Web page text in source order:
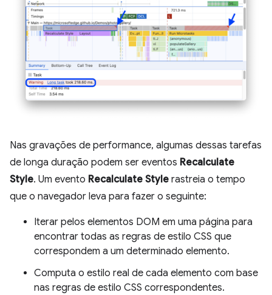
Nas gravações de performance, algumas dessas tarefas
de longa duração podem ser eventos Recalculate
Style. Um evento Recalculate Style rastreia o tempo
que o navegador leva para fazer o seguinte:
Iterar pelos elementos DOM em uma página para
encontrar todas as regras de estilo CSS que
correspondem a um determinado elemento.
Computa o estilo real de cada elemento com base
nas regras de estilo CSS correspondentes.